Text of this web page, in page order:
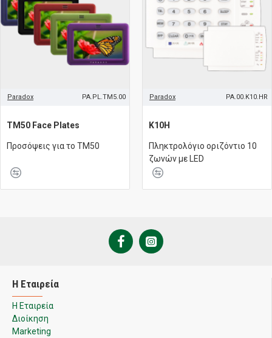
Paradox PA.PL.TM5.00
ΤΜ50 Face Plates
Προσόψεις για το TM50
Paradox PA.00.K10.HR
K10H
Πληκτρολόγιο οριζόντιο 10
ζωνών με LED
Η Εταιρεία
Η Εταιρεία
Διοίκηση
Marketing